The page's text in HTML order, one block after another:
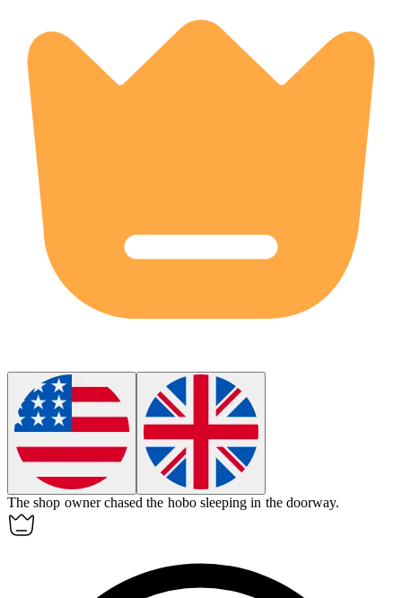
The shop owner chased the hobo sleeping in the doorway.